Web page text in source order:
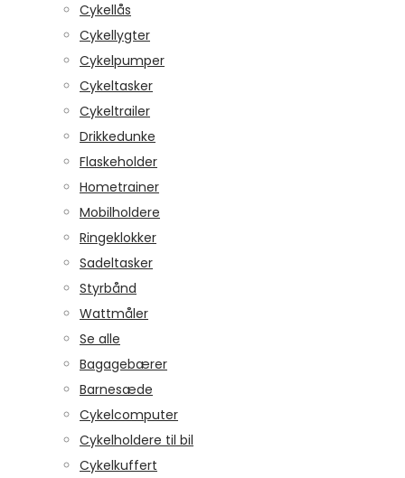
Cykellås
Cykellygter
Cykelpumper
Cykeltasker
Cykeltrailer
Drikkedunke
Flaskeholder
Hometrainer
Mobilholdere
Ringeklokker
Sadeltasker
Styrbånd
Wattmåler
Se alle
Bagagebærer
Barnesæde
Cykelcomputer
Cykelholdere til bil
Cykelkuffert